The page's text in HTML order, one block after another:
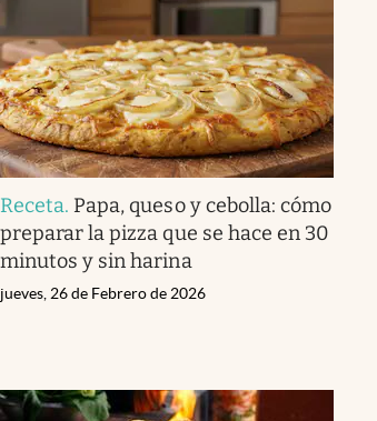
Receta. Papa, queso y cebolla: cómo
preparar la pizza que se hace en 30
minutos y sin harina
jueves, 26 de Febrero de 2026